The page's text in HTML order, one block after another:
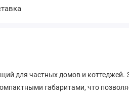
для частных домов и коттеджей.
габаритами, что